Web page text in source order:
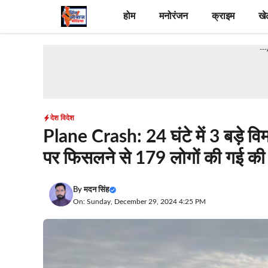
content
होम मनोरंजन क्राइम
---
देश विदेश
Plane Crash: 24 घंटे में 3 बड़े
पर फिसलने से 179 लोगों की गई
Byमदन सिंह
On: Sunday, December 29, 2024 4:25 PM